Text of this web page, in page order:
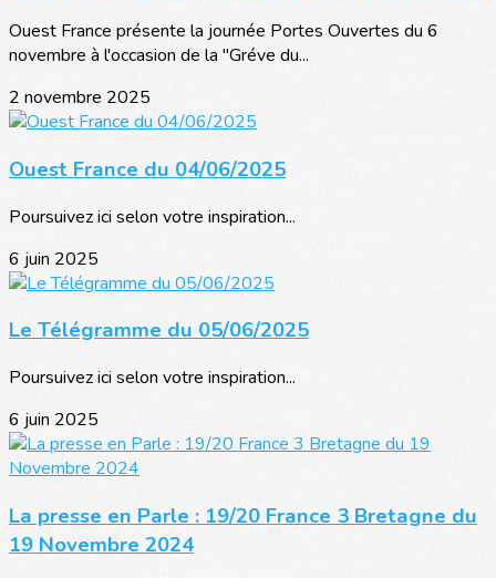
Ouest France présente la journée Portes Ouvertes du 6
novembre à l'occasion de la "Gréve du...
2 novembre 2025
Ouest France du 04/06/2025
Poursuivez ici selon votre inspiration...
6 juin 2025
Le Télégramme du 05/06/2025
Poursuivez ici selon votre inspiration...
6 juin 2025
La presse en Parle : 19/20 France 3 Bretagne du
19 Novembre 2024